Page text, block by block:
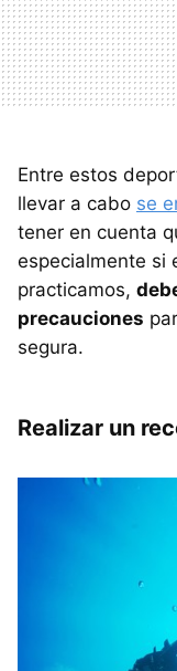
Entre estos
llevar a cabo se
tener en cuenta
especialmente si
practicamos,
precauciones
segura.
Realizar un